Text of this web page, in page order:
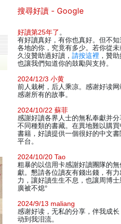
搜尋好讀 - Google
好讀第25年了 。
有好讀真好，有你也真好。但不知
各地的你，究竟有多少。若你從未
久沒贊助過好讀， 請按這裡 ，贊
也讓我們知道你的鼓勵與支持。
2024/12/3 小黄
前人栽树，后人乘凉。感谢好读网
感谢所有的故事。
2024/10/22 蘇菲
感謝好讀各界人士的無私奉獻并分
不同種類的書藏。在異地難以購買
書籍，好讀提供一個很好的中文書
平台。
2024/10/20 Tao
粗暴的以信用卡感謝好讀團隊的無
獻。懇請各位讀友有錢出錢，有力
力，讓好讀生生不息，也讓周博士
廣被不熄°
2024/9/13 maliang
感谢好读，无私的分享，伴我成长
动到我泪流。